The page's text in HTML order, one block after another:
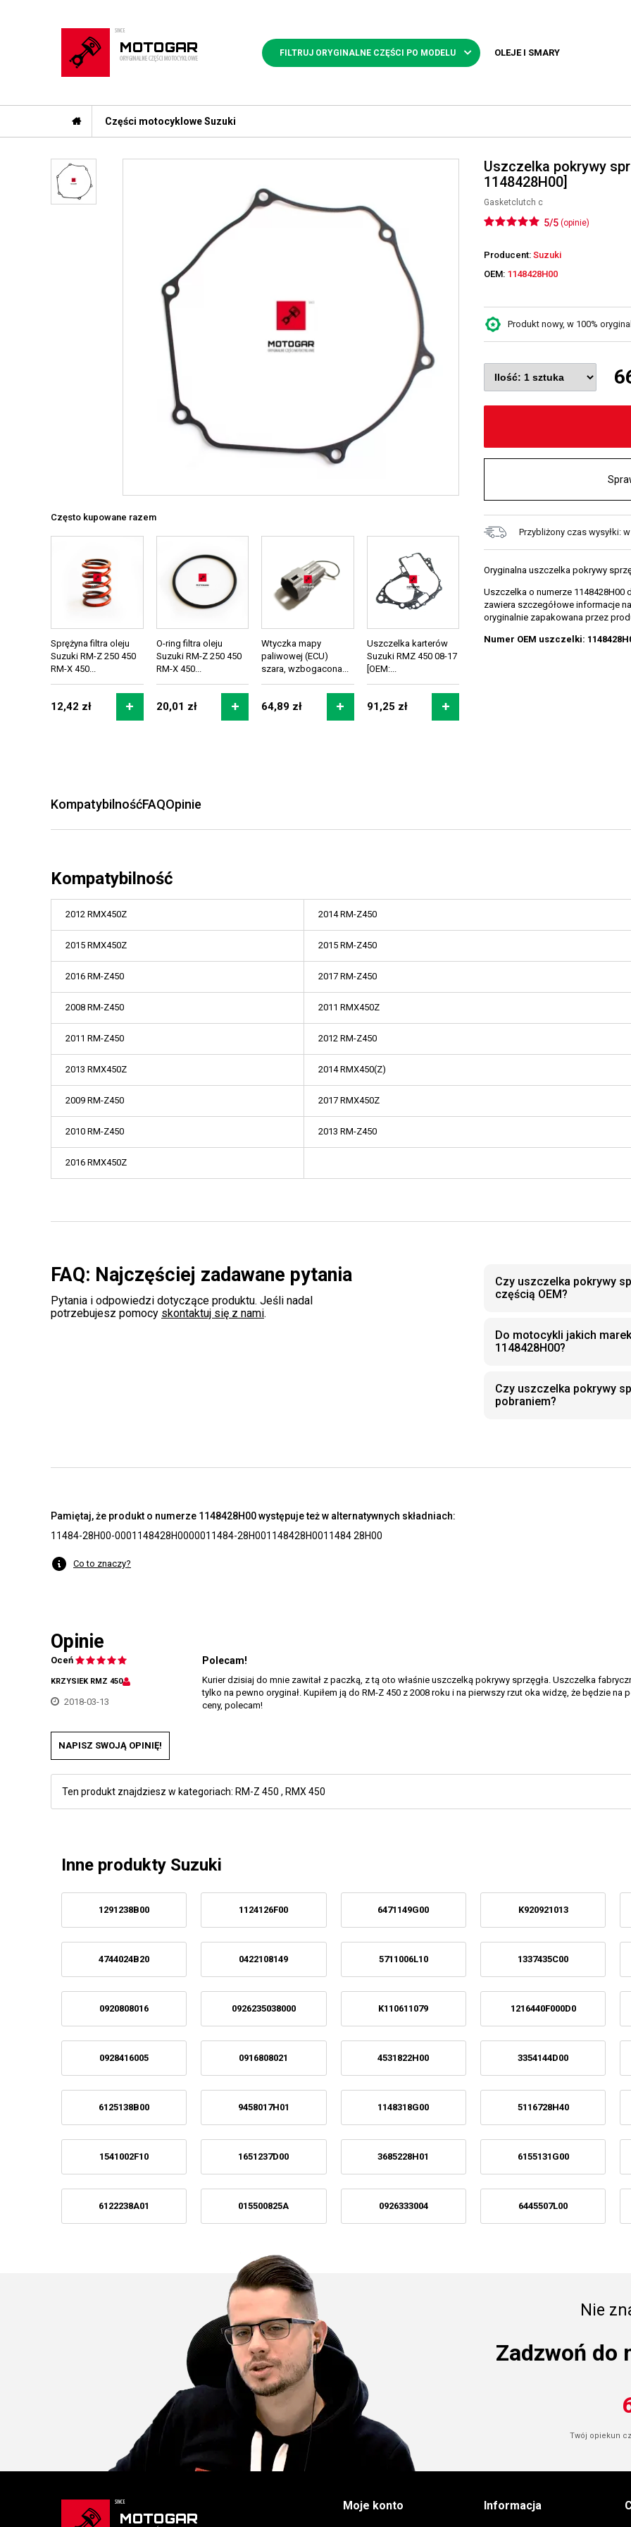
FILTRUJ ORYGINALNE CZĘŚCI PO MODELU OLEJE I SMARY
Części motocyklowe Suzuki
Często kupowane razem
Sprężyna filtra oleju
Suzuki RM-Z 250 450
RM-X 450...
12,42 zł
O-ring filtra oleju
Suzuki RM-Z 250 450
RM-X 450...
20,01 zł
Wtyczka mapy
paliwowej (ECU)
szara, wzbogacona...
64,89 zł
Uszczelka karterów
Suzuki RMZ 450 08-17
[OEM:...
91,25 zł
Uszczelka pokrywy
1148428H00]
Gasketclutch c
5/5 (opinie)
Producent: Suzuki
OEM: 1148428H00
Produkt nowy, w 100%
Przybliżony czas wysyłki:
Oryginalna uszczelka pokrywy
Uszczelka o numerze 1148428H00
zawiera szczegółowe informacje
oryginalnie zapakowana przez
Numer OEM uszczelki:
KompatybilnośćFAQOpinie
Kompatybilność
2012 RMX450Z 2014 RM-Z450
2015 RMX450Z 2015 RM-Z450
2016 RM-Z450 2017 RM-Z450
2008 RM-Z450 2011 RMX450Z
2011 RM-Z450 2012 RM-Z450
2013 RMX450Z 2014 RMX450(Z)
2009 RM-Z450 2017 RMX450Z
2010 RM-Z450 2013 RM-Z450
2016 RMX450Z
FAQ: Najczęściej zadawane pytania
Pytania i odpowiedzi dotyczące produktu. Jeśli nadal
potrzebujesz pomocy skontaktuj się z nami.
Czy uszczelka pokrywy
częścią OEM?
Do motocykli jakich
1148428H00?
Czy uszczelka pokrywy
pobraniem?
Pamiętaj, że produkt o numerze 1148428H00 występuje też w alternatywnych składniach:
11484-28H00-0001148428H0000011484-28H001148428H0011484 28H00
Co to znaczy?
Opinie
Oceń
KRZYSIEK RMZ 450
2018-03-13
Polecam!
Kurier dzisiaj do mnie zawitał z paczką, z tą oto właśnie uszczelką pokrywy sprzęgła. Uszczelka
tylko na pewno oryginał. Kupiłem ją do RM-Z 450 z 2008 roku i na pierwszy rzut oka widzę, że będzie
ceny, polecam!
NAPISZ SWOJĄ OPINIĘ!
Ten produkt znajdziesz w kategoriach: RM-Z 450 , RMX 450
Inne produkty Suzuki
1291238B00 1124126F00 6471149G00 K920921013
4744024B20 0422108149 5711006L10 1337435C00
0920808016 0926235038000 K110611079 1216440F000D0
0928416005 0916808021 4531822H00 3354144D00
6125138B00 9458017H01 1148318G00 5116728H40
1541002F10 1651237D00 3685228H01 6155131G00
6122238A01 015500825A 0926333004 6445507L00
Nie
Zadzwoń do
Twój opiekun
Moje konto Informacja